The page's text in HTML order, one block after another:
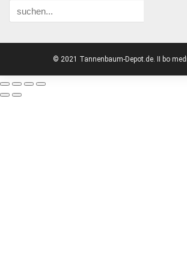
© 2021 Tannenbaum-Depot.de. II bo